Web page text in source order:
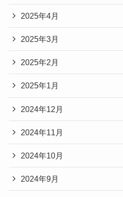
2025年4月
2025年3月
2025年2月
2025年1月
2024年12月
2024年11月
2024年10月
2024年9月